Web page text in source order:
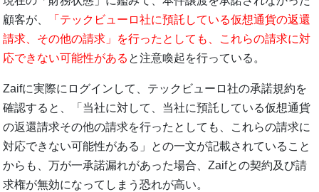
顧客が、
「テックビューロ社に預託している仮想通貨の返還
請求、その他の請求」を行ったとしても、これらの請求に対
応できない可能性がある と注意喚起を行っている。
Zaifに実際にログインして、テックビューロ社の承諾規約を
確認すると、「当社に対して、当社に預託している仮想通貨
の返還請求その他の請求を行ったとしても、これらの請求に
対応できない可能性がある」との一文が記載されていること
からも、万が一承諾漏れがあった場合、Zaifとの契約及び請
求権が無効になってしまう恐れが高い。